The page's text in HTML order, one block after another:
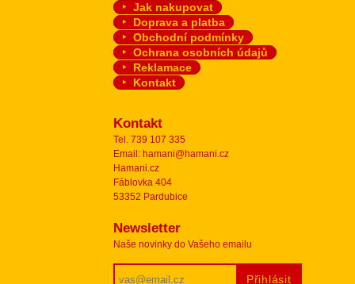
Jak nakupovat
Doprava a platba
Obchodní podmínky
Ochrana osobních údajů
Reklamace
Kontakt
Kontakt
Tel. 739 107 335
Email: hamani@hamani.cz
Hamani.cz
Fáblovka 404
53352 Pardubice
Newsletter
Naše novinky do Vašeho emailu